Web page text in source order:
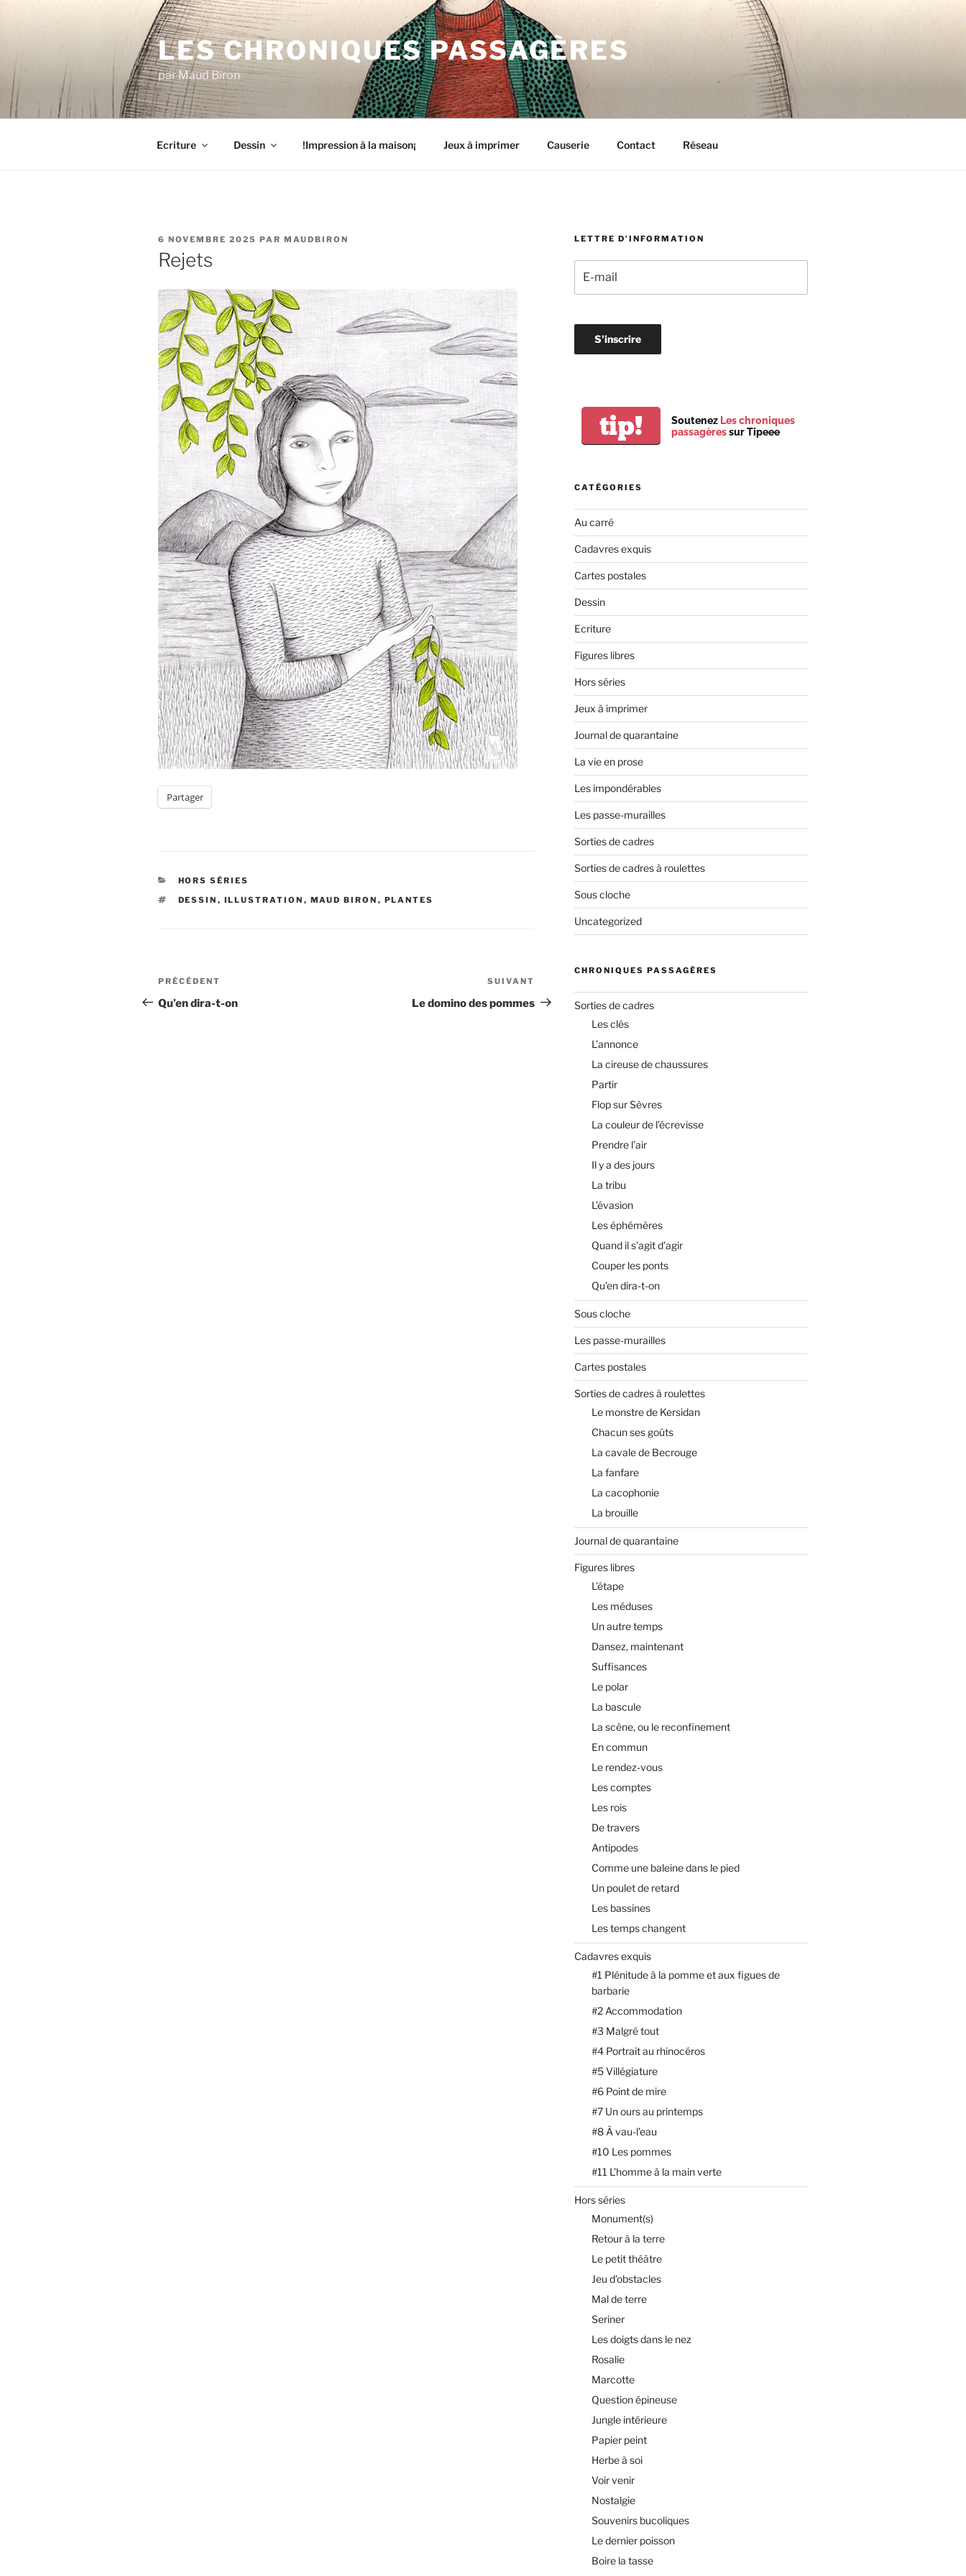
principal
LES CHRONIQUES PASSAGÈRES
par Maud Biron
Ecriture Dessin !Impression à la maison¡ Jeux à imprimer Causerie Contact Réseau
PUBLIÉ
LE
6 NOVEMBRE 2025 PAR MAUDBIRON
Rejets
Partager
CATÉGORIES
HORS SÉRIES
ÉTIQUETTES
DESSIN , ILLUSTRATION , MAUD BIRON , PLANTES
Navigation
de
Article
précédent
PRÉCÉDENT
Qu’en dira-t-on
suivant
SUIVANT
Le domino des pommes
LETTRE D’INFORMATION
tip! Soutenez Les chroniques
passagèressur Tipeee
CATÉGORIES
Au carré
Cadavres exquis
Cartes postales
Dessin
Ecriture
Figures libres
Hors séries
Jeux à imprimer
Journal de quarantaine
La vie en prose
Les impondérables
Les passe-murailles
Sorties de cadres
Sorties de cadres à roulettes
Sous cloche
Uncategorized
CHRONIQUES PASSAGÈRES
Sorties de cadres
Les clés
L’annonce
La cireuse de chaussures
Partir
Flop sur Sèvres
La couleur de l’écrevisse
Prendre l’air
Il y a des jours
La tribu
L’évasion
Les éphémères
Quand il s’agit d’agir
Couper les ponts
Qu’en dira-t-on
Sous cloche
Les passe-murailles
Cartes postales
Sorties de cadres à roulettes
Le monstre de Kersidan
Chacun ses goûts
La cavale de Becrouge
La fanfare
La cacophonie
La brouille
Journal de quarantaine
Figures libres
L’étape
Les méduses
Un autre temps
Dansez, maintenant
Suffisances
Le polar
La bascule
La scène, ou le reconfinement
En commun
Le rendez-vous
Les comptes
Les rois
De travers
Antipodes
Comme une baleine dans le pied
Un poulet de retard
Les bassines
Les temps changent
Cadavres exquis
#1 Plénitude à la pomme et aux figues de
barbarie
#2 Accommodation
#3 Malgré tout
#4 Portrait au rhinocéros
#5 Villégiature
#6 Point de mire
#7 Un ours au printemps
#8 À vau-l’eau
#10 Les pommes
#11 L’homme à la main verte
Hors séries
Monument(s)
Retour à la terre
Le petit théâtre
Jeu d’obstacles
Mal de terre
Seriner
Les doigts dans le nez
Rosalie
Marcotte
Question épineuse
Jungle intérieure
Papier peint
Herbe à soi
Voir venir
Nostalgie
Souvenirs bucoliques
Le dernier poisson
Boire la tasse